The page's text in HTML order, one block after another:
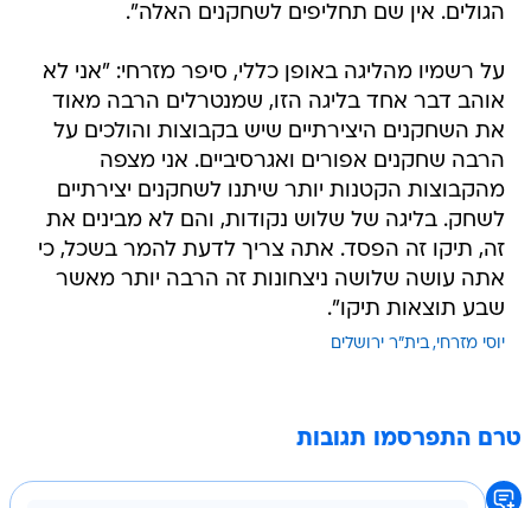
הגולים. אין שם תחליפים לשחקנים האלה".
על רשמיו מהליגה באופן כללי, סיפר מזרחי: "אני לא
אוהב דבר אחד בליגה הזו, שמנטרלים הרבה מאוד
את השחקנים היצירתיים שיש בקבוצות והולכים על
הרבה שחקנים אפורים ואגרסיביים. אני מצפה
מהקבוצות הקטנות יותר שיתנו לשחקנים יצירתיים
לשחק. בליגה של שלוש נקודות, והם לא מבינים את
זה, תיקו זה הפסד. אתה צריך לדעת להמר בשכל, כי
אתה עושה שלושה ניצחונות זה הרבה יותר מאשר
שבע תוצאות תיקו".
יוסי מזרחי בית"ר ירושלים
טרם התפרסמו תגובות